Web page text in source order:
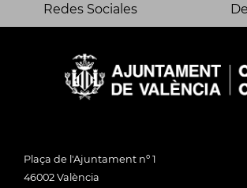
Redes Sociales
Plaça de l'Ajuntament nº 1
46002 València